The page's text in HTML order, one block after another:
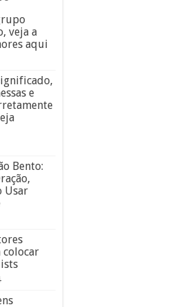
veja a
aqui
e
Bento:
Usar
colocar